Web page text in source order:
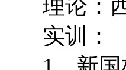
理论：
实训：